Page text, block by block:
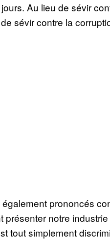
Au lieu de sévir
sévir contre la
prononcés
notre
tout simplement